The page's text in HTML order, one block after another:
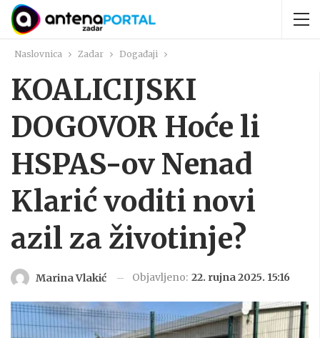
Naslovnica Zadar Događaji
KOALICIJSKI
DOGOVOR Hoće li
HSPAS-ov Nenad
Klarić voditi novi
azil za životinje?
Marina Vlakić Objavljeno: 22. rujna 2025. 15:16